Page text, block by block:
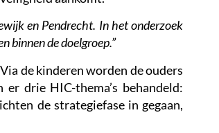
en Pendrecht. In het onderzoek
binnen de doelgroep.”
de kinderen worden de ouders
drie HIC-thema’s behandeld:
de strategiefase in gegaan,